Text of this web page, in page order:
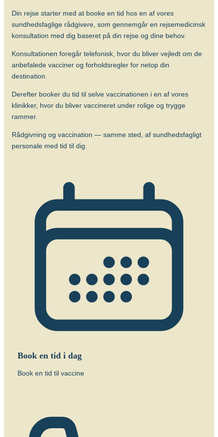
Lommebogen – Din korte rejseguide
Hvilke vacciner er anbefalet?
Søg efter destination
hjernebetændelse gives boosterdosis 12-
24 måneder efter primærserien.
Ixiaro® er nu godkendt til 10 års
givet 12-24 måneder efter den primære
vaccinationsserie.
Japansk hjernebetændelse
J apansk hjernebetændelse-vaccine
Din rejse starter med at booke en tid hos en af vores
sundhedsfaglige rådgivere, som gennemgår en rejsemedicinsk
konsultation med dig baseret på din rejse og dine behov.
Konsultationen foregår telefonisk, hvor du bliver vejledt om de
anbefalede vacciner og forholdsregler for netop din
destination.
Derefter booker du tid til selve vaccinationen i en af vores
klinikker, hvor du bliver vaccineret under rolige og trygge
rammer.
Rådgivning og vaccination — samme sted, af sundhedsfagligt
personale med tid til dig.
Book en tid i dag
Book en tid til vaccine